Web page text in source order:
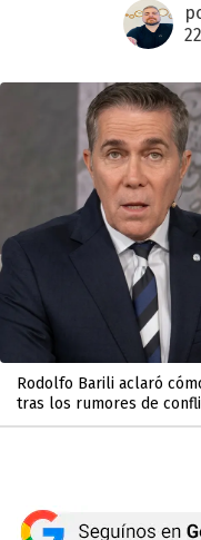
Rodolfo Barili aclaró
tras los rumores de